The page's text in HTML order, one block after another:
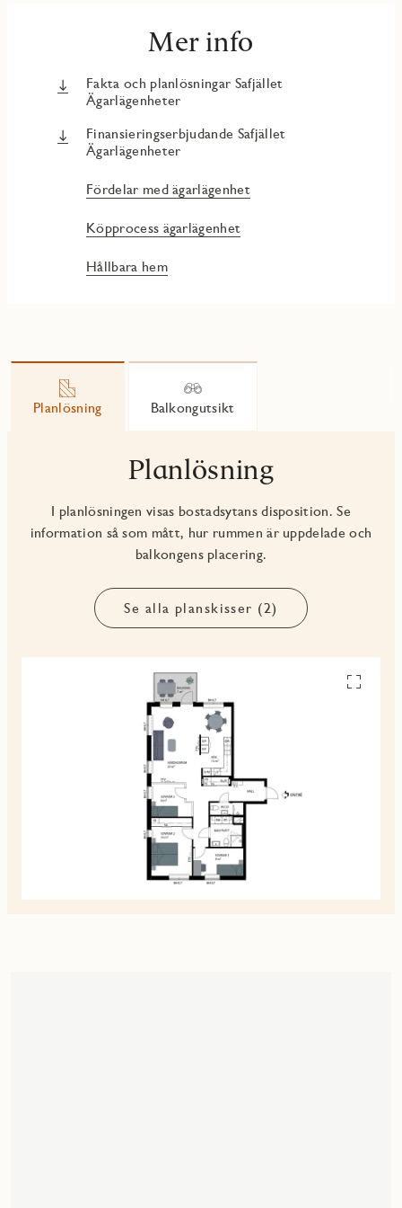
Mer info
Fakta och planlösningar Safjället
Ägarlägenheter
Finansieringserbjudande Safjället
Ägarlägenheter
Fördelar med ägarlägenhet
Köpprocess ägarlägenhet
Hållbara hem
Planlösning Balkongutsikt
Planlösning
I planlösningen visas bostadsytans disposition. Se
information så som mått, hur rummen är uppdelade och
balkongens placering.
Se alla planskisser (2)
Se